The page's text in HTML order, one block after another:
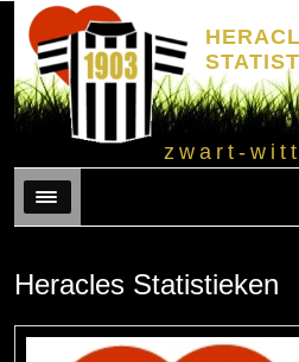
zwart-
Menu
Heracles Statistieken